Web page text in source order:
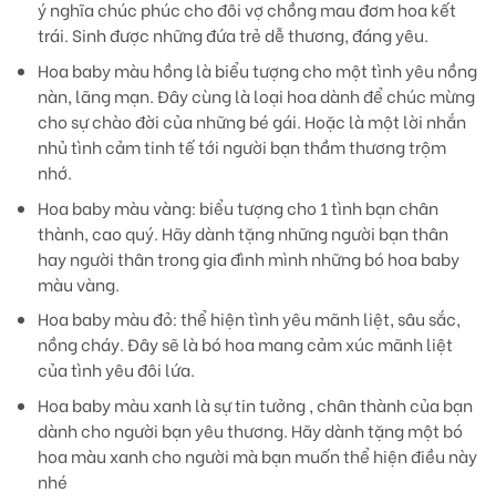
ý nghĩa chúc phúc cho đôi vợ chồng mau đơm hoa kết
trái. Sinh được những đứa trẻ dễ thương, đáng yêu.
Hoa baby màu hồnglà biểu tượng cho một tình yêu nồng
nàn, lãng mạn. Đây cùng là loại hoa dành để chúc mừng
cho sự chào đời của những bé gái. Hoặc là một lời nhắn
nhủ tình cảm tinh tế tới người bạn thầm thương trộm
nhớ.
Hoa baby màu vàng: biểu tượng cho 1 tình bạn chân
thành, cao quý. Hãy dành tặng những người bạn thân
hay người thân trong gia đình mình những bó hoa baby
màu vàng.
Hoa baby màu đỏ:thể hiện tình yêu mãnh liệt, sâu sắc,
nồng cháy. Đây sẽ là bó hoa mang cảm xúc mãnh liệt
của tình yêu đôi lứa.
Hoa baby màu xanhlà sự tin tưởng , chân thành của bạn
dành cho người bạn yêu thương. Hãy dành tặng một bó
hoa màu xanh cho người mà bạn muốn thể hiện điều này
nhé